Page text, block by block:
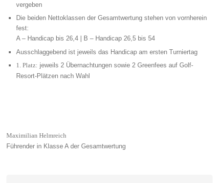
vergeben
Die beiden Nettoklassen der Gesamtwertung stehen von vornherein
fest:
A – Handicap bis 26,4 | B – Handicap 26,5 bis 54
Ausschlaggebend ist jeweils das Handicap am ersten Turniertag
1. Platz: jeweils 2 Übernachtungen sowie 2 Greenfees auf Golf-
Resort-Plätzen nach Wahl
Maximilian Helmreich
Führender in Klasse A der Gesamtwertung